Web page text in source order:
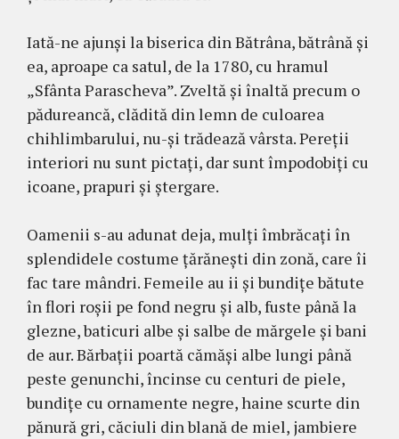
Iată-ne ajunşi la biserica din Bătrâna, bătrână şi
ea, aproape ca satul, de la 1780, cu hramul
„Sfânta Parascheva”. Zveltă şi înaltă precum o
pădureancă, clădită din lemn de culoarea
chihlimbarului, nu-şi trădează vârsta. Pereţii
interiori nu sunt pictaţi, dar sunt împodobiţi cu
icoane, prapuri şi ştergare.
Oamenii s-au adunat deja, mulţi îmbrăcaţi în
splendidele costume ţărăneşti din zonă, care îi
fac tare mândri. Femeile au ii şi bundiţe bătute
în flori roşii pe fond negru şi alb, fuste până la
glezne, baticuri albe şi salbe de mărgele şi bani
de aur. Bărbaţii poartă cămăşi albe lungi până
peste genunchi, încinse cu centuri de piele,
bundiţe cu ornamente negre, haine scurte din
pănură gri, căciuli din blană de miel, jambiere